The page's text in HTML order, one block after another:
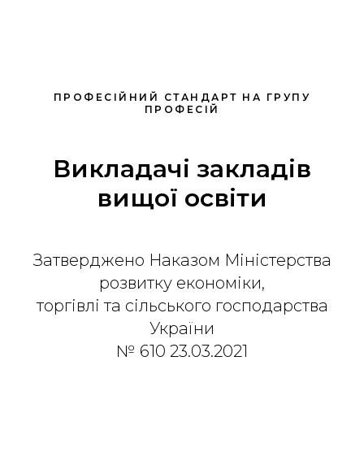
ПРОФЕСІЙНИЙ СТАНДАРТ НА ГРУПУ
ПРОФЕСІЙ
Викладачі закладів
вищої освіти
Затверджено Наказом Міністерства
розвитку економіки,
торгівлі та сільського господарства
України
№ 610 23.03.2021